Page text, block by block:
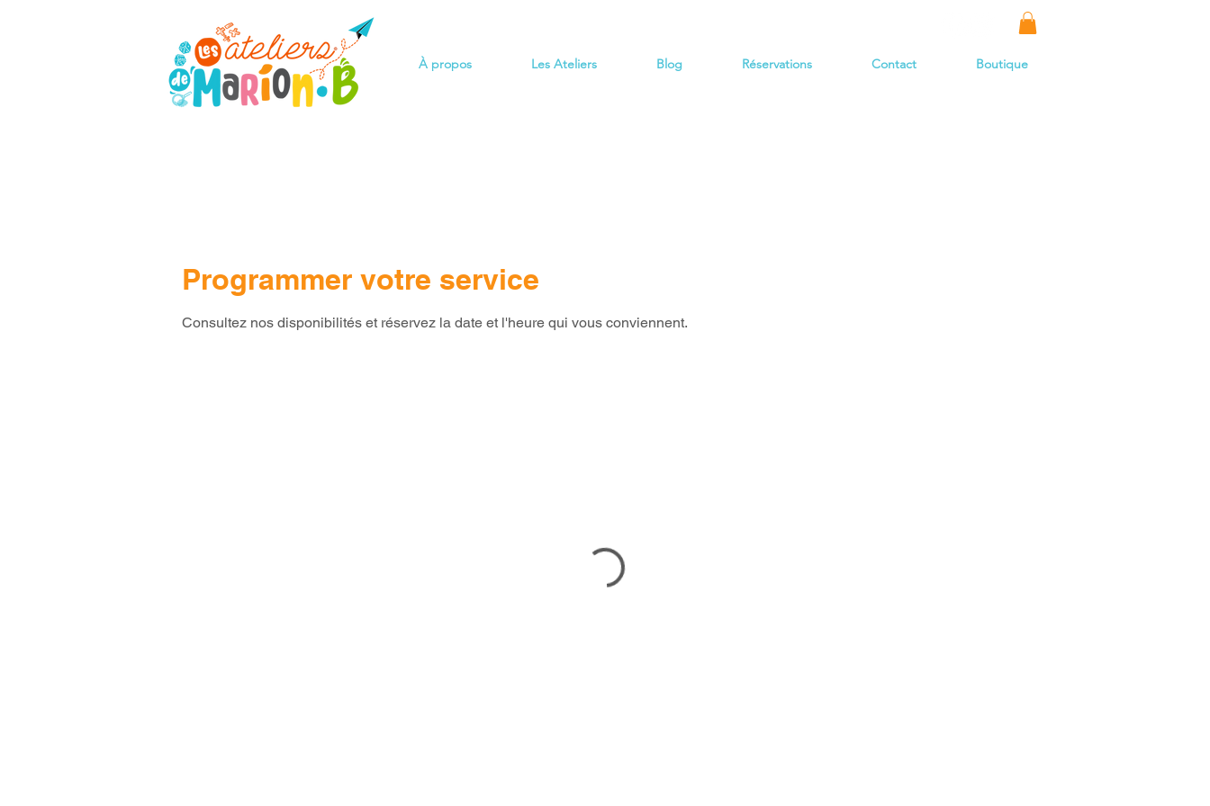
À propos Les Ateliers Blog Réservations Contact Boutique
Programmer votre service
Consultez nos disponibilités et réservez la date et l'heure qui vous conviennent.